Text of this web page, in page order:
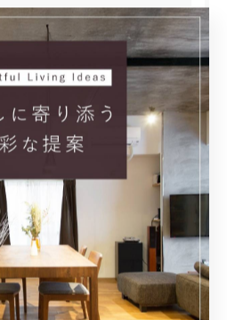
2026/07/18
先日、高齢者虐待防止・身体拘束等の適正化推進および、感染症対...
2026/04/14
2026/04/08
４月14日（火曜日）10：00より、イオンモールいわき小名浜...